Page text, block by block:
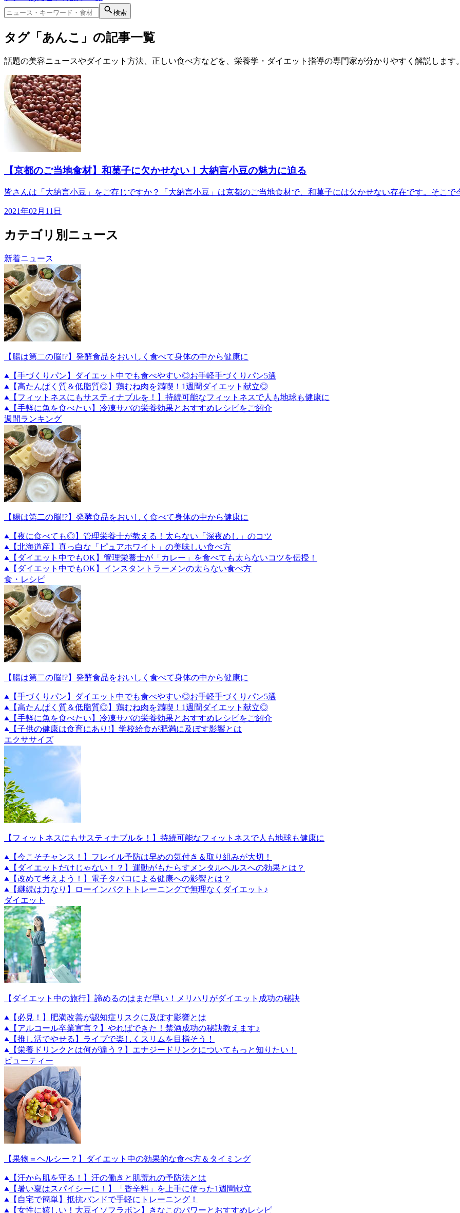
検索
タグ「あんこ」の記事一覧
話題の美容ニュースやダイエット方法、正しい食べ方などを、栄養学・ダイエット指導の専門家が分かりやすく解説します
【京都のご当地食材】和菓子に欠かせない！大納言小豆の魅力に迫る
皆さんは「大納言小豆」をご存じですか？「大納言小豆」は京都のご当地食材で、和菓子には欠かせない存在です。そこで
2021年02月11日
カテゴリ別ニュース
新着ニュース
【腸は第二の脳!?】発酵食品をおいしく食べて身体の中から健康に
【手づくりパン】ダイエット中でも食べやすい◎お手軽手づくりパン5選
【高たんぱく質＆低脂質◎】鶏むね肉を満喫！1週間ダイエット献立◎
【フィットネスにもサスティナブルを！】持続可能なフィットネスで人も地球も健康に
【手軽に魚を食べたい】冷凍サバの栄養効果とおすすめレシピをご紹介
週間ランキング
【腸は第二の脳!?】発酵食品をおいしく食べて身体の中から健康に
【夜に食べても◎】管理栄養士が教える！太らない「深夜めし」のコツ
【北海道産】真っ白な「ピュアホワイト」の美味しい食べ方
【ダイエット中でもOK】管理栄養士が「カレー」を食べても太らないコツを伝授！
【ダイエット中でもOK】インスタントラーメンの太らない食べ方
食・レシピ
【腸は第二の脳!?】発酵食品をおいしく食べて身体の中から健康に
【手づくりパン】ダイエット中でも食べやすい◎お手軽手づくりパン5選
【高たんぱく質＆低脂質◎】鶏むね肉を満喫！1週間ダイエット献立◎
【手軽に魚を食べたい】冷凍サバの栄養効果とおすすめレシピをご紹介
【子供の健康は食育にあり!】学校給食が肥満に及ぼす影響とは
エクササイズ
【フィットネスにもサスティナブルを！】持続可能なフィットネスで人も地球も健康に
【今こそチャンス！】フレイル予防は早めの気付き＆取り組みが大切！
【ダイエットだけじゃない！？】運動がもたらすメンタルヘルスへの効果とは？
【改めて考えよう！】電子タバコによる健康への影響とは？
【継続は力なり】ローインパクトトレーニングで無理なくダイエット♪
ダイエット
【ダイエット中の旅行】諦めるのはまだ早い！メリハリがダイエット成功の秘訣
【必見！】肥満改善が認知症リスクに及ぼす影響とは
【アルコール卒業宣言？】やればできた！禁酒成功の秘訣教えます♪
【推し活でやせる】ライブで楽しくスリムを目指そう！
【栄養ドリンクとは何が違う？】エナジードリンクについてもっと知りたい！
ビューティー
【果物＝ヘルシー？】ダイエット中の効果的な食べ方＆タイミング
【汗から肌を守る！】汗の働きと肌荒れの予防法とは
【暑い夏はスパイシーに！】「香辛料」を上手に使った1週間献立
【自宅で簡単】抵抗バンドで手軽にトレーニング！
【女性に嬉しい！大豆イソフラボン】きなこのパワーとおすすめレシピ